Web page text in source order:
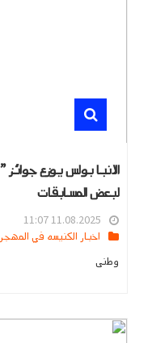
لبعض المسابقات
11.08.2025 11:07
اخبار الكنيسه في المهجر Church News in Immigration Land
وطنى